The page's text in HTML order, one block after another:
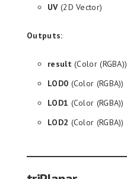
UV(2D Vector)
Outputs:
result (Color (RGBA))
LOD0 (Color (RGBA))
LOD1 (Color (RGBA))
LOD2 (Color (RGBA))